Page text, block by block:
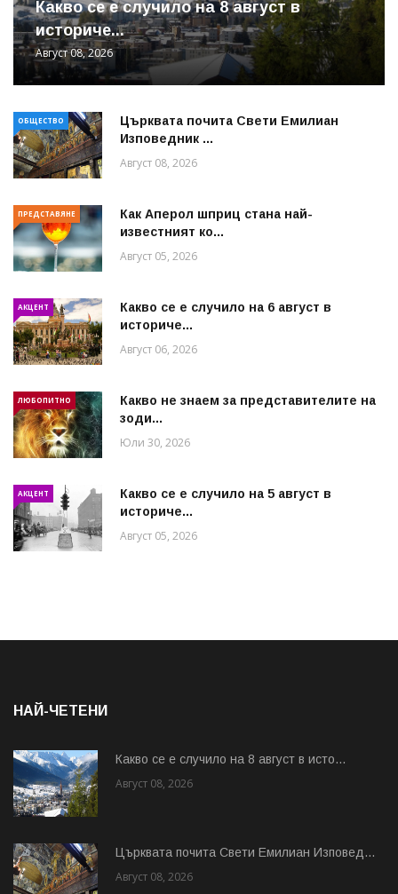
Какво се е случило на 8 август в
историче...
Август 08, 2026
ОБЩЕСТВО
Църквата почита Свeти Емилиан
Изповедник ...
Август 08, 2026
ПРЕДСТАВЯНЕ
Как Аперол шприц стана най-
известният ко...
Август 05, 2026
АКЦЕНТ
Какво се е случило на 6 август в
историче...
Август 06, 2026
ЛЮБОПИТНО
Какво не знаем за представителите на
зоди...
Юли 30, 2026
АКЦЕНТ
Какво се е случило на 5 август в
историче...
Август 05, 2026
НАЙ-ЧЕТЕНИ
Какво се е случило на 8 август в исто...
Август 08, 2026
Църквата почита Свeти Емилиан Изповед...
Август 08, 2026